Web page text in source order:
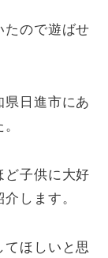
たので遊ばせ
県日進市にあ
ど子供に大好
します。
ほしいと思